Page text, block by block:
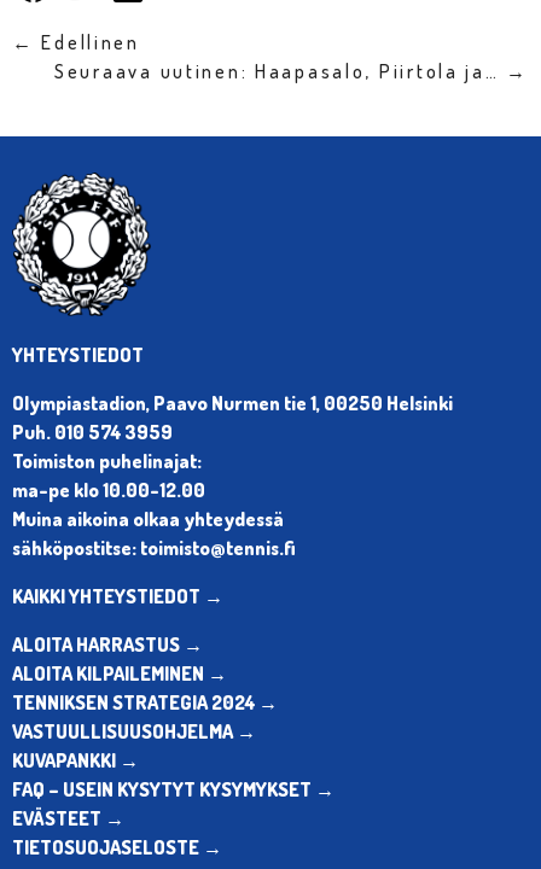
← Edellinen
Seuraava uutinen: Haapasalo, Piirtola ja… →
YHTEYSTIEDOT
Olympiastadion, Paavo Nurmen tie 1, 00250 Helsinki
Puh. 010 574 3959
Toimiston puhelinajat:
ma-pe klo 10.00-12.00
Muina aikoina olkaa yhteydessä
sähköpostitse: toimisto@tennis.fi
KAIKKI YHTEYSTIEDOT →
ALOITA HARRASTUS →
ALOITA KILPAILEMINEN →
TENNIKSEN STRATEGIA 2024 →
VASTUULLISUUSOHJELMA →
KUVAPANKKI →
FAQ – USEIN KYSYTYT KYSYMYKSET →
EVÄSTEET →
TIETOSUOJASELOSTE →